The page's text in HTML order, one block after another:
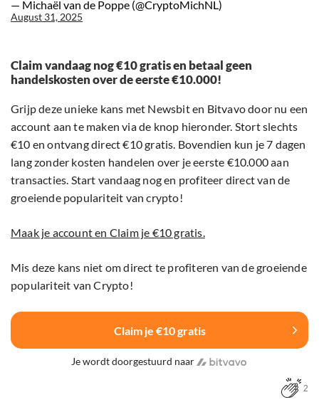
— Michaël van de Poppe (@CryptoMichNL)
August 31, 2025
Claim vandaag nog €10 gratis en betaal geen
handelskosten over de eerste €10.000!
Grijp deze unieke kans met Newsbit en Bitvavo door nu een
account aan te maken via de knop hieronder. Stort slechts
€10 en ontvang direct €10 gratis. Bovendien kun je 7 dagen
lang zonder kosten handelen over je eerste €10.000 aan
transacties. Start vandaag nog en profiteer direct van de
groeiende populariteit van crypto!
Maak je account en Claim je €10 gratis.
Mis deze kans niet om direct te profiteren van de groeiende
populariteit van Crypto!
Claim je €10 gratis
Je wordt doorgestuurd naar
2